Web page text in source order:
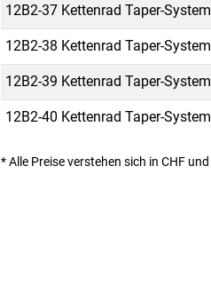
12B2-37 Kettenrad Taper-
12B2-38 Kettenrad Taper-
12B2-39 Kettenrad Taper-
12B2-40 Kettenrad Taper-
* Alle Preise verstehen sich in CHF